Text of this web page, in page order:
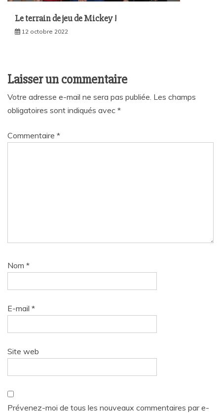
Le terrain de jeu de Mickey !
12 octobre 2022
Laisser un commentaire
Votre adresse e-mail ne sera pas publiée. Les champs
obligatoires sont indiqués avec *
Commentaire *
Nom *
E-mail *
Site web
Prévenez-moi de tous les nouveaux commentaires par e-